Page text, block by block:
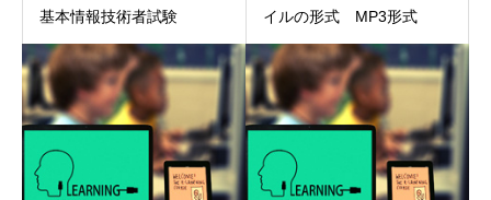
基本情報技術者試験
イルの形式 MP3形式